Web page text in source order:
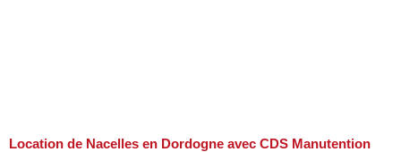
Location de Nacelles en Dordogne avec CDS Manutention